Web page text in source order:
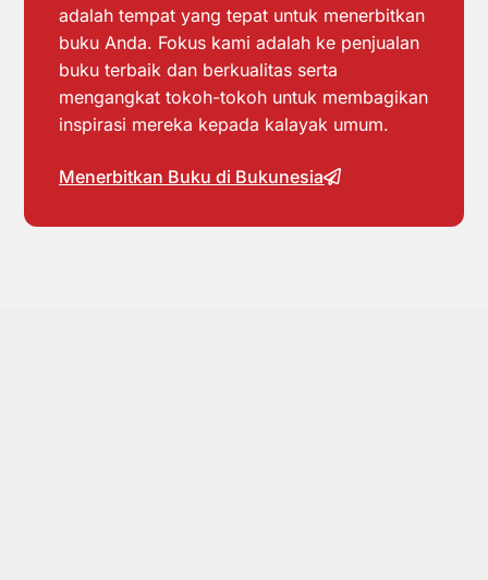
adalah tempat yang tepat untuk menerbitkan
buku Anda. Fokus kami adalah ke penjualan
buku terbaik dan berkualitas serta
mengangkat tokoh-tokoh untuk membagikan
inspirasi mereka kepada kalayak umum.
Menerbitkan Buku di Bukunesia